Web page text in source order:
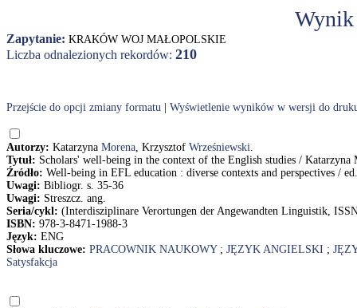
Zapytanie: KRAKÓW WOJ MAŁOPOLSKIE
Liczba odnalezionych rekordów: 210
Przejście do opcji zmiany formatu Wyświetlenie wyników w wersji do
Autorzy: Katarzyna Morena, Krzysztof Wrześniewski.
Tytuł: Scholars' well-being in the context of the English studies / Katarzyna
Źródło: Well-being in EFL education : diverse contexts and perspectives /
Uwagi: Bibliogr. s. 35-36
Uwagi: Streszcz. ang.
Seria/cykl: (Interdisziplinare Verortungen der Angewandten Linguistik,
ISBN: 978-3-8471-1988-3
Język: ENG
Słowa kluczowe: PRACOWNIK NAUKOWY; JĘZYK ANGIELSKI ;
Satysfakcja